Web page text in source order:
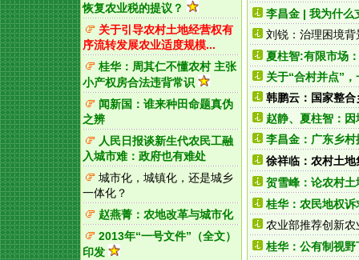
李昌金 | 我为什么
刘锐：治理困境
夏柱智:有限市场
关于“合村并点”
韩鹏云：国家整
赵静、夏柱智：
李昌金：广东乡
徐祥临：农村土
贺雪峰：论农村
桂华：农民地权
农业部推荐创新
桂华：公有制视
恢复农业税的提议？
关于引导农村土地经营权有
序流转发展农业适度规模...
桂华：周其仁不懂农村 主张
小产权房合法违背常识
闻新国：谁来种田命题真伪
之辨
人民日报谈新生代农民工融
入城市难：政府也有难处
城市化，城镇化，还是城乡
一体化？
赵燕菁：农地改革与城市化
2013年“一号文件”（全文）
印发